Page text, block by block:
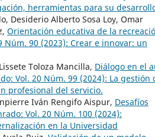
herramientas para su
Desiderio Alberto Sosa Loy, Omar
Orientación educativa de la
Núm. 90 (2023): Crear e innovar: un
Toloza Mancilla, Diálogo en el
Vol. 20 Núm. 99 (2024): La gestión
profesional del servicio.
Iván Rengifo Aispur, Desafíos
Vol. 20 Núm. 100 (2024):
en la Universidad